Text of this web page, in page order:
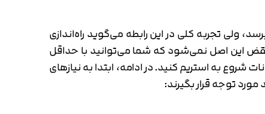
ولی تجربه کلی در این رابطه می‌گوید راه‌اندازی
این اصل نمی‌شود که شما می‌توانید با حداقل
شروع به استریم کنید. در ادامه، ابتدا به نیازهای
توجه قرار بگیرند: